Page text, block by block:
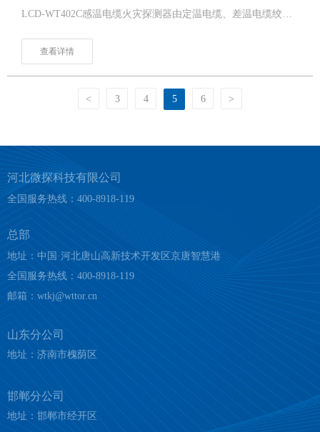
LCD-WT402C感温电缆火灾探测器由定温电缆、差温电缆绞合
NTC(负温度系数）材料；差温电缆为4芯，其中三芯表面各包
覆一种特殊的NTC(负温度系数）材料，单独一芯为裸线（公共
线），此NTC材料阻值对温度变化较敏感，随着温度的升高而
查看详情
< 3 4 5 6 >
河北微探科技有限公司
全国服务热线： 400-8918-119
总部
地址：中国·河北唐山高新技术开发区京唐智慧港
全国服务热线： 400-8918-119
邮箱： wtkj@wttor.cn
山东分公司
地址：济南市槐荫区
邯郸分公司
地址：邯郸市经开区